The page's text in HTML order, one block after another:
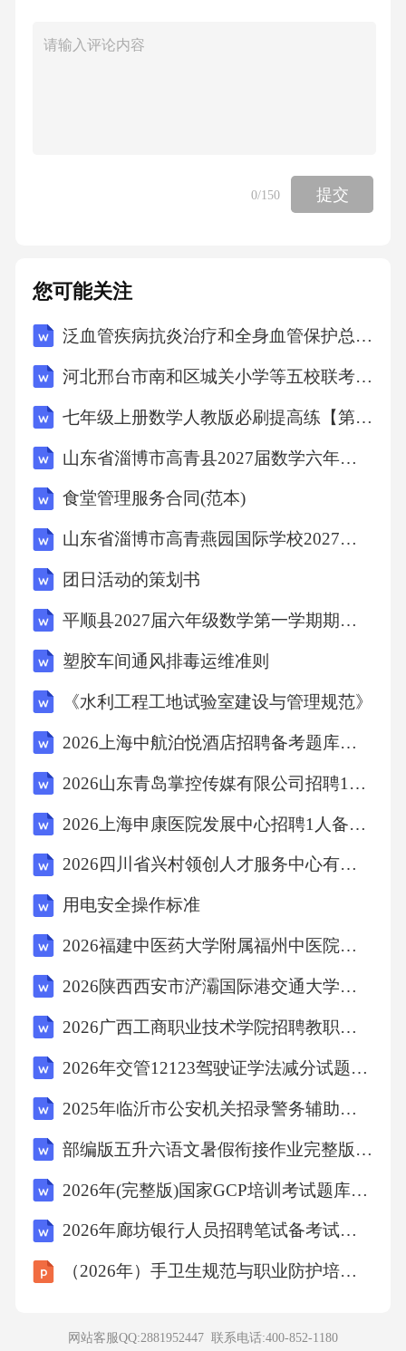
【答案】：C
误；C项，温度的变化与吸收的热量、比热容和
质量有关，因此在质量相同，比热容不确定的
定多，C项正确；D项，当物体的内能减小时，
项错误。故选C。
考点物理常识6、“字字看来都是血，十年辛苦
不寻常”和“文不甚深，言不甚俗”分别讲的是中
国古典文学中的（）
A、《水浒传》和《聊斋志异》
B、《西游记》和《聊斋志异》
D、《红楼梦》和《三国演义》
【答案】：D“字字看来都是血，十年辛苦不寻
常”和“文不甚深，言不甚俗”分别讲的是《红楼
梦》和《三国演义》。故选D。
考点：人文常识7、乘坐主人亲自驾驶的轿车，
一般()为尊贵的位置。
B、后排左座
C、后排右座
D、后排中间
【答案】：A
为上座。故选A。
0/150 提交
您可能关注
泛血管疾病抗炎治疗和全身血管保护总结2026
河北邢台市南和区城关小学等五校联考2025-2026学年度第二学期素养验收六年级英语月考（文字版含答案）
七年级上册数学人教版必刷提高练【第3章《一元一次方程》章节达标检测】（解析版）
山东省淄博市高青县2027届数学六年级第一学期期末教学质量检测模拟试题含解析
食堂管理服务合同(范本)
山东省淄博市高青燕园国际学校2027届四上数学期末联考模拟试题含解析
团日活动的策划书
平顺县2027届六年级数学第一学期期末质量跟踪监视模拟试题含解析
塑胶车间通风排毒运维准则
《水利工程工地试验室建设与管理规范》
2026上海中航泊悦酒店招聘备考题库参考答案详解
2026山东青岛掌控传媒有限公司招聘1人备考题库带答案详解
2026上海申康医院发展中心招聘1人备考题库及参考答案详解一套
2026四川省兴村领创人才服务中心有限公司招聘1人备考题库及参考答案详解一套
用电安全操作标准
2026福建中医药大学附属福州中医院招聘护士15人备考题库带答案详解
2026陕西西安市浐灞国际港交通大学附属中学陆港学校招聘备考题库及参考答案详解一套
2026广西工商职业技术学院招聘教职人员控制数人员59人备考题库及1套参考答案详解
2026年交管12123驾驶证学法减分试题(含参考答案)
2025年临沂市公安机关招录警务辅助人员笔试真题
部编版五升六语文暑假衔接作业完整版 基础巩固+新知预习含答案可打印
2026年(完整版)国家GCP培训考试题库及参考答案(完整版)
2026年廊坊银行人员招聘笔试备考试题及答案详解
（2026年）手卫生规范与职业防护培训课件
网站客服QQ:2881952447 联系电话:400-852-1180